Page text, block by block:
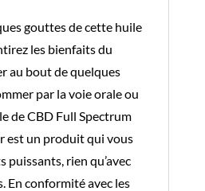
gouttes de cette huile
les bienfaits du
au bout de quelques
par la voie orale ou
de CBD Full Spectrum
est un produit qui vous
puissants, rien qu’avec
En conformité avec les